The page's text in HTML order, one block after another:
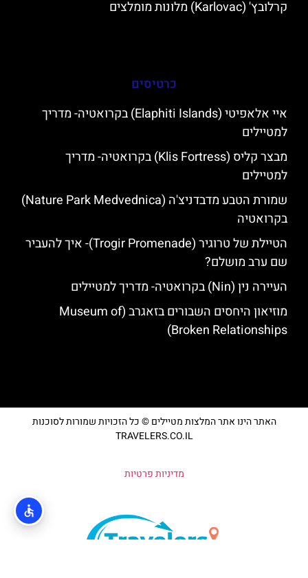
קרלובץ' (Karlovac) מלונות מומלצים
כרטיסים
איי אלאפיטי (Elaphiti Islands) בקרואטיה- מדריך
למטיילים
מבצר קליס (Klis Fortress) בקרואטיה- מדריך
למטיילים
שמורת הטבע מדבדניצ'ה (Nature Park Medvednica)
בקרואטיה
הטיילת של טרוגיר (Trogir Promenade)- איך להעביר
שם ערב מושלם?
העיירה נין (Nin) בקרואטיה- מדריך למטיילים
מוזיאון היחסים השבורים בזאגרב (Museum of
Broken Relationships)
האתר הינו אתר המלצות מטיילים © כל הזכויות שמורות לסוכנות
TRAVELERS.CO.IL
מדיניות פרטיות